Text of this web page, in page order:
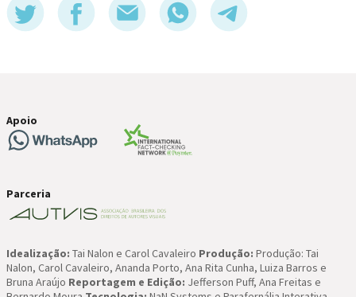
Nay Jinknss
João Montanaro
Apoio
Parceria
Idealização: Tai Nalon e Carol Cavaleiro Produção: Produção: Tai
Nalon, Carol Cavaleiro, Ananda Porto, Ana Rita Cunha, Luiza Barros e
Bruna Araújo Reportagem e Edição: Jefferson Puff, Ana Freitas e